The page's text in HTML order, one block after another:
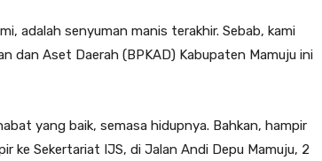
adalah senyuman manis terakhir. Sebab, kami
dan Aset Daerah (BPKAD) Kabupaten Mamuju ini
yang baik, semasa hidupnya. Bahkan, hampir
ke Sekertariat IJS, di Jalan Andi Depu Mamuju, 2